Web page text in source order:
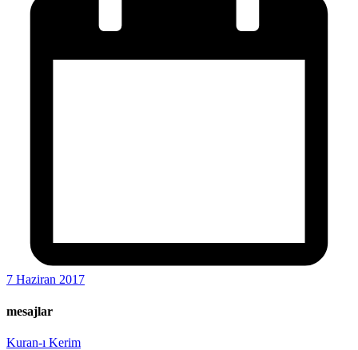
7 Haziran 2017
mesajlar
Kuran-ı Kerim